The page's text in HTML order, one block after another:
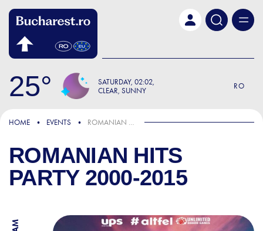
25 SATURDAY 02:02
CLEAR, SUNNY
RO
HOME EVENTS ROMANIAN HITS PARTY 2000-2015
ROMANIAN HITS
PARTY 2000-2015